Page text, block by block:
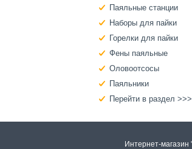
Паяльные станции
Наборы для пайки
Горелки для пайки
Фены паяльные
Оловоотсосы
Паяльники
Перейти в раздел >>>